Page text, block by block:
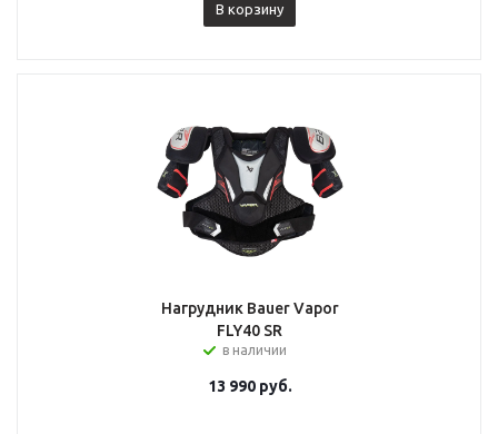
В корзину
Нагрудник Bauer Vapor
FLY40 SR
в наличии
13 990руб.